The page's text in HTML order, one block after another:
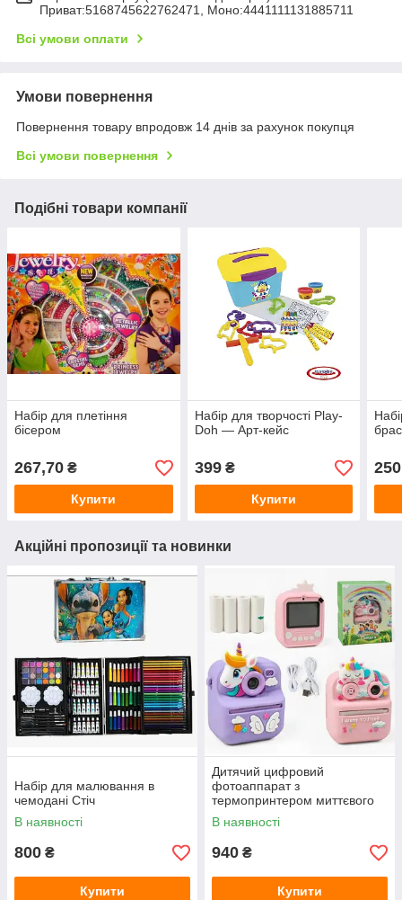
Приват:5168745622762471, Моно:4441111131885711
Всі умови оплати
Умови повернення
Повернення товару впродовж 14 днів за рахунок покупця
Всі умови повернення
Подібні товари компанії
Набір для плетіння
бісером
267,70 ₴
Купити
Набір для творчості Play-
Doh — Арт-кейс
399₴
Купити
250
Акційні пропозиції та новинки
Набір для малювання в
чемодані Стіч
В наявності
800 ₴
Купити
Дитячий цифровий
фотоаппарат з
термопринтером миттєвого
друку Єдиноріг
В наявності
940 ₴
Купити